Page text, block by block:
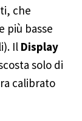
che
più basse
Il Display
solo di
calibrato